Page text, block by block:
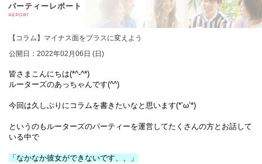
パーティーレポート
REPORT
【コラム】マイナス面をプラスに変えよう
公開日：2022年02月06日 (日)
皆さまこんにちは(*^-^*)
ルーターズのあっちゃんです(^^)
今回は久しぶりにコラムを書きたいなと思います(*’ω’*)
というのもルーターズのパーティーを運営してたくさんの方とお話して
いる中で
「なかなか彼女ができないです、、」